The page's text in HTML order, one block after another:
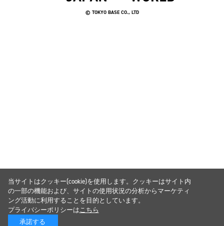
© TOKYO BASE CO., LTD
当サイトはクッキー(cookie)を使用します。クッキーはサイト内
の一部の機能および、サイトの使用状況の分析からマーケティ
ング活動に利用することを目的としています。
プライバシーポリシーはこちら
承諾する